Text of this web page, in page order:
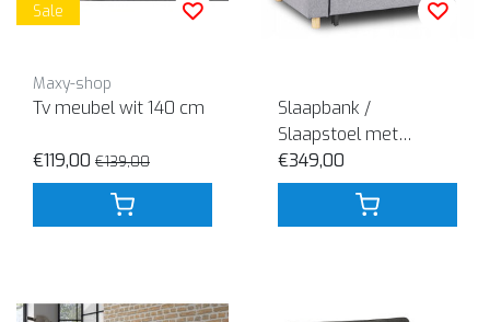
Sale
Maxy-shop
Tv meubel wit 140 cm
€119,00 €139,00
Slaapbank /
Slaapstoel met
Bekerhouder – Grijs
€349,00